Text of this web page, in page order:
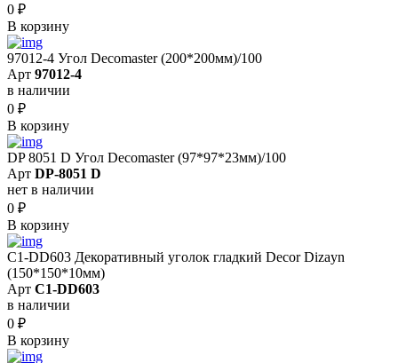
0 ₽
В корзину
97012-4 Угол Decomaster (200*200мм)/100
Арт 97012-4
в наличии
0 ₽
В корзину
DP 8051 D Угол Decomaster (97*97*23мм)/100
Арт DP-8051 D
нет в наличии
0 ₽
В корзину
C1-DD603 Декоративный уголок гладкий Decor Dizayn
(150*150*10мм)
Арт C1-DD603
в наличии
0 ₽
В корзину